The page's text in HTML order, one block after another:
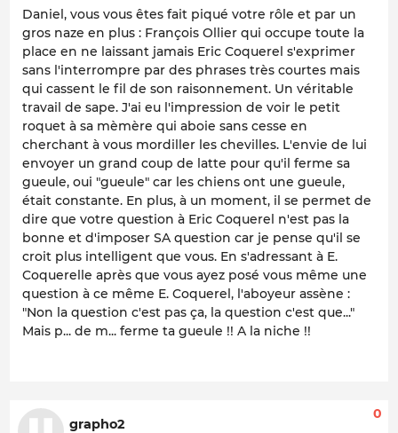
Daniel, vous vous êtes fait piqué votre rôle et par un
gros naze en plus : François Ollier qui occupe toute la
place en ne laissant jamais Eric Coquerel s'exprimer
sans l'interrompre par des phrases très courtes mais
qui cassent le fil de son raisonnement. Un véritable
travail de sape. J'ai eu l'impression de voir le petit
roquet à sa mèmère qui aboie sans cesse en
cherchant à vous mordiller les chevilles. L'envie de lui
envoyer un grand coup de latte pour qu'il ferme sa
gueule, oui "gueule" car les chiens ont une gueule,
était constante. En plus, à un moment, il se permet de
dire que votre question à Eric Coquerel n'est pas la
bonne et d'imposer SA question car je pense qu'il se
croit plus intelligent que vous. En s'adressant à E.
Coquerelle après que vous ayez posé vous même une
question à ce même E. Coquerel, l'aboyeur assène :
"Non la question c'est pas ça, la question c'est que..."
Mais p... de m... ferme ta gueule !! A la niche !!
grapho2
0